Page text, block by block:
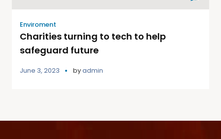
Enviroment
Charities turning to tech to help
safeguard future
June 3, 2023 byadmin